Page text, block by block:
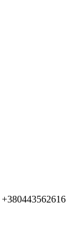
+380443562616